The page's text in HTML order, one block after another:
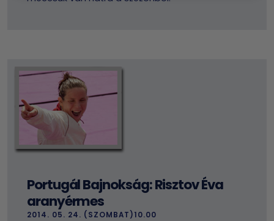
Portugál Bajnokság: Risztov Éva
aranyérmes
2014. 05. 24. (SZOMBAT)10.00